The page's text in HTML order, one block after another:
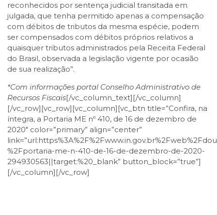
reconhecidos por sentença judicial transitada em
julgada, que tenha permitido apenas a compensação
com débitos de tributos da mesma espécie, podem
ser compensados com débitos próprios relativos a
quaisquer tributos administrados pela Receita Federal
do Brasil, observada a legislação vigente por ocasião
de sua realização”.
*Com informações portal Conselho Administrativo de
Recursos Fiscais[/vc_column_text][/vc_column]
[/vc_row][vc_row][vc_column][vc_btn title=”Confira, na
íntegra, a Portaria ME nº 410, de 16 de dezembro de
2020″ color=”primary” align=”center”
%2Fportaria-me-n-410-de-16-de-dezembro-de-2020-
294930563||target:%20_blank” button_block=”true”]
[/vc_column][/vc_row]